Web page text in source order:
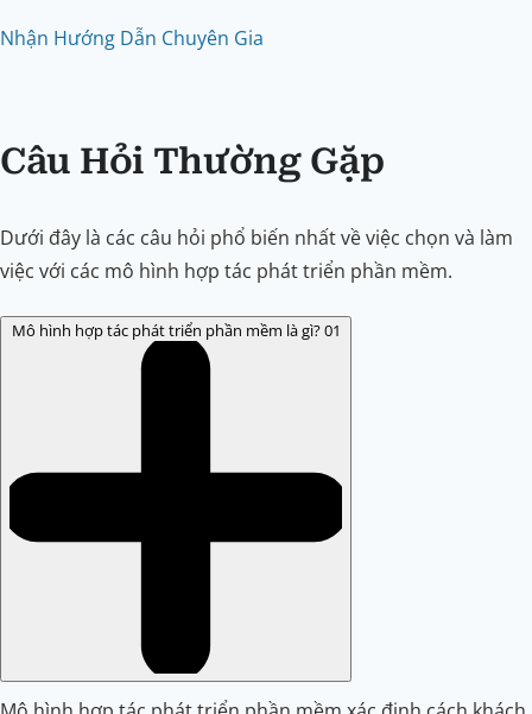
Nhận Hướng Dẫn Chuyên Gia
Câu Hỏi Thường Gặp
Dưới đây là các câu hỏi phổ biến nhất về việc chọn và làm
việc với các mô hình hợp tác phát triển phần mềm.
Mô hình hợp tác phát triển phần mềm là gì?01